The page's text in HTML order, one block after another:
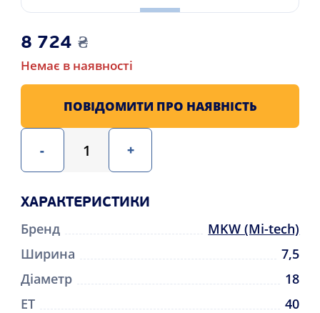
8 724 ₴
Немає в наявності
- +
ПОВІДОМИТИ ПРО НАЯВНІСТЬ
ХАРАКТЕРИСТИКИ
Бренд
MKW (Mi-tech)
Ширина
7,5
Діаметр
18
ET
40